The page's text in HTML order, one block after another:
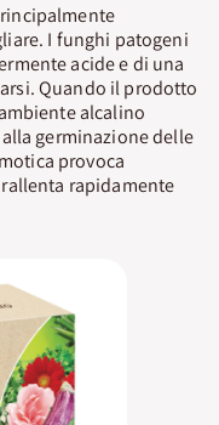
I funghi patogeni
acide e di una
Quando il prodotto
alcalino
germinazione delle
provoca
rapidamente